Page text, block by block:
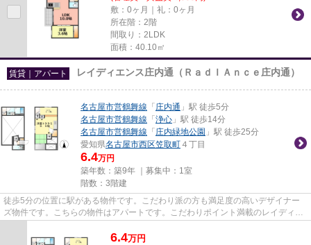
敷：0ヶ月｜礼：0ヶ月
所在階：2階
間取り：2LDK
面積：40.10㎡
賃貸｜アパート レイディエンス庄内通（ＲａｄＩＡｎｃｅ庄内通）
名古屋市営鶴舞線 「 庄内通 」駅 徒歩5分
名古屋市営鶴舞線 「 浄心 」駅 徒歩14分
名古屋市営鶴舞線 「 庄内緑地公園 」駅 徒歩25分
愛知県名古屋市西区笠取町 ４丁目
6.4万円
築年数：築9年 ｜募集中： 1室
階数：3階建
徒歩5分の位置に駅がある物件です。こだわり派の方も満足度の高いデザイナー
ズ物件です。こちらの物件はアパートです。こだわりポイント満載のレイディエ
6.4万円